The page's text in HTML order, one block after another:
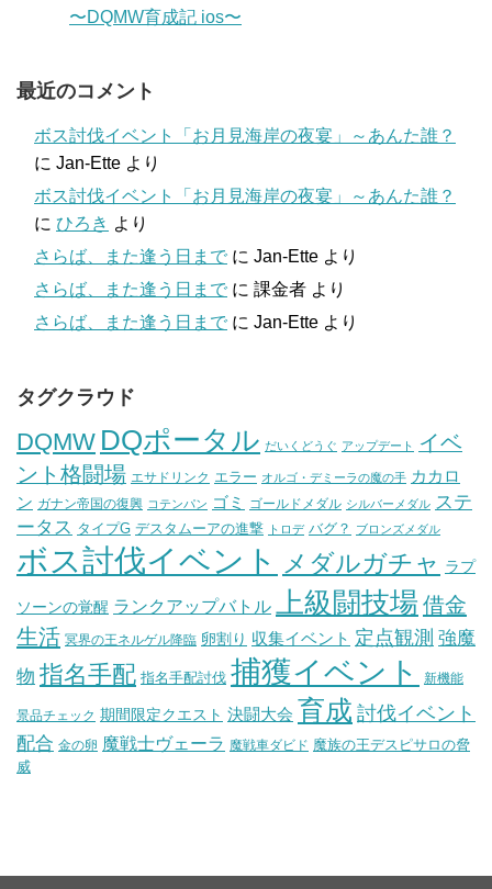
〜DQMW育成記 ios〜
最近のコメント
ボス討伐イベント「お月見海岸の夜宴」～あんた誰？
に Jan-Ette より
ボス討伐イベント「お月見海岸の夜宴」～あんた誰？
に ひろき より
さらば、また逢う日まで に Jan-Ette より
さらば、また逢う日まで に 課金者 より
さらば、また逢う日まで に Jan-Ette より
タグクラウド
DQMW DQポータル だいくどうぐ アップデート
イベ
ント格闘場 エサドリンク エラー オルゴ・デミーラの魔の手 カカロ
ン ガナン帝国の復興 コテンパン ゴミ ゴールドメダル シルバーメダル ステ
ータス タイプG デスタムーアの進撃 トロデ バグ？ ブロンズメダル
ボス討伐イベント メダルガチャ ラプ
ソーンの覚醒 ランクアップバトル 上級闘技場 借金
生活 冥界の王ネルゲル降臨 卵割り 収集イベント 定点観測 強魔
物 指名手配 指名手配討伐 捕獲イベント 新機能
景品チェック 期間限定クエスト 決闘大会 育成 討伐イベント
配合 金の卵 魔戦士ヴェーラ 魔戦車ダビド 魔族の王デスピサロの脅
威